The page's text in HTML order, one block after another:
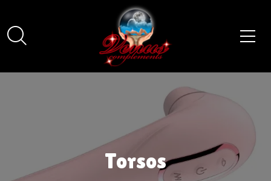
Torsos